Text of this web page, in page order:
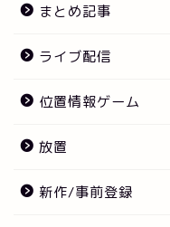
まとめ記事
ライブ配信
位置情報ゲーム
放置
新作/事前登録